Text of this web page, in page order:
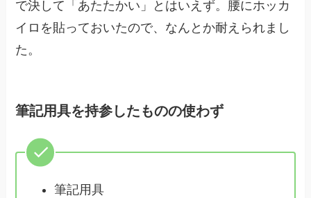
で決して「あたたかい」とはいえず。腰にホッカ
イロを貼っておいたので、なんとか耐えられまし
た。
筆記用具を持参したものの使わず
筆記用具